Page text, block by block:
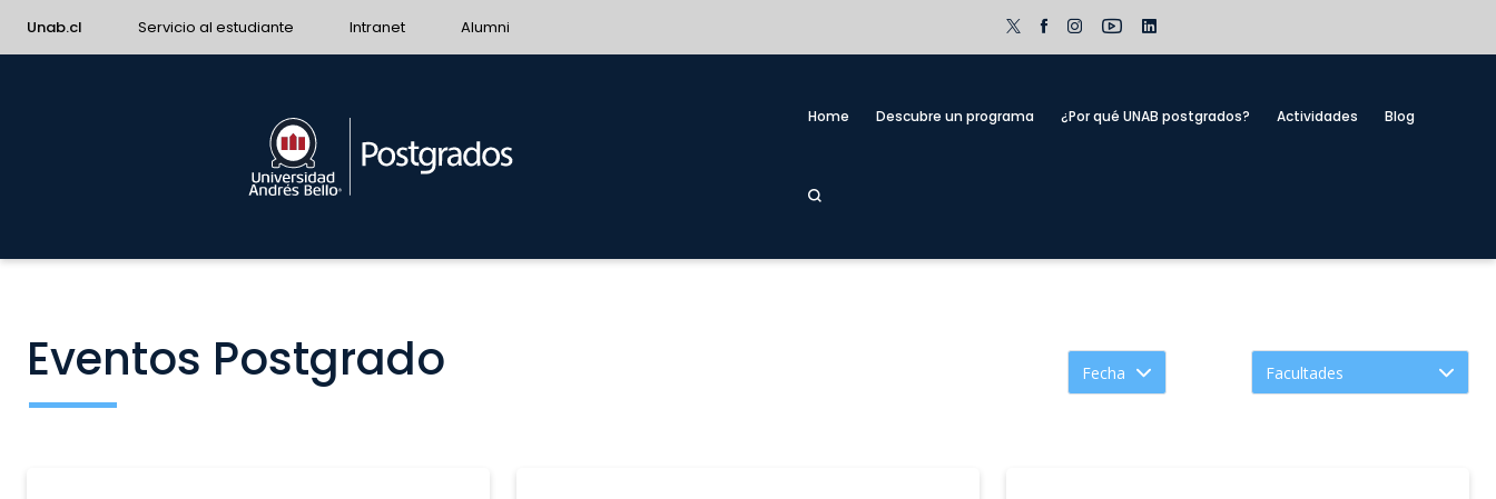
Unab.cl Servicio al estudiante Intranet Alumni
Home Descubre un programa ¿Por qué UNAB postgrados? Actividades Blog
Eventos Postgrado